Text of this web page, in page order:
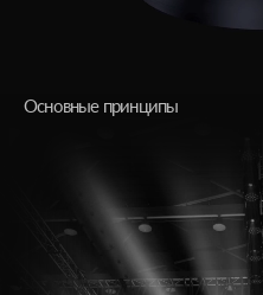
Основные принципы